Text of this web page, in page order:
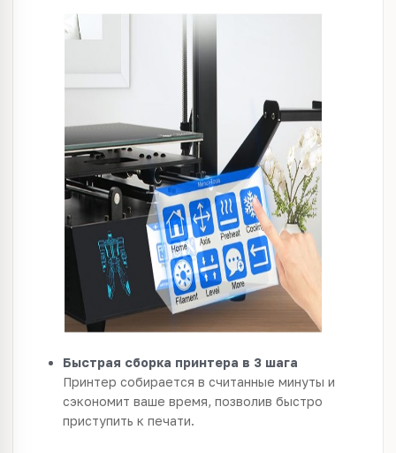
Быстрая сборка принтера в 3 шага
Принтер собирается в считанные минуты и
сэкономит ваше время, позволив быстро
приступить к печати.